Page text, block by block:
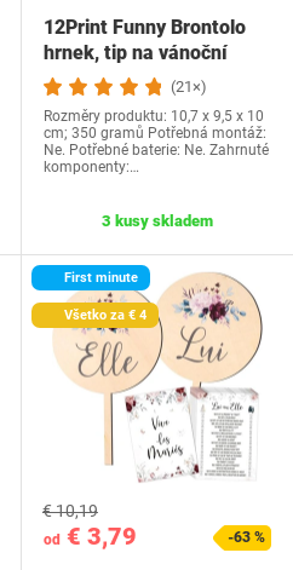
12Print Funny Brontolo
hrnek, tip na vánoční
dárek a…
(21×)
Rozměry produktu: 10,7 x 9,5 x 10
cm; 350 gramů Potřebná montáž:
Ne. Potřebné baterie: Ne. Zahrnuté
komponenty:…
3 kusy skladem
First minute
Všetko za € 4
od € 3,79
€ 10,19
-63 %